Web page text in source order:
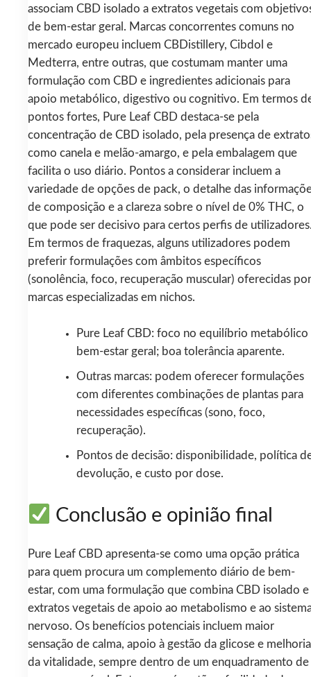
associam CBD isolado a extratos vegetais com
de bem-estar geral. Marcas concorrentes comuns no
mercado europeu incluem CBDistillery, Cibdol e
Medterra, entre outras, que costumam manter uma
formulação com CBD e ingredientes adicionais para
apoio metabólico, digestivo ou cognitivo. Em termos
pontos fortes, Pure Leaf CBD destaca-se pela
concentração de CBD isolado, pela presença de
como canela e melão-amargo, e pela embalagem que
facilita o uso diário. Pontos a considerar incluem a
variedade de opções de pack, o detalhe das
de composição e a clareza sobre o nível de 0% THC, o
que pode ser decisivo para certos perfis de
Em termos de fraquezas, alguns utilizadores podem
preferir formulações com âmbitos específicos
(sonolência, foco, recuperação muscular) oferecidas por
marcas especializadas em nichos.
Pure Leaf CBD: foco no equilíbrio metabólico
bem-estar geral; boa tolerância aparente.
Outras marcas: podem oferecer formulações
com diferentes combinações de plantas para
necessidades específicas (sono, foco,
recuperação).
Pontos de decisão: disponibilidade, política
devolução, e custo por dose.
Conclusão e opinião final
Pure Leaf CBD apresenta-se como uma opção prática
para quem procura um complemento diário de bem-
estar, com uma formulação que combina CBD isolado e
extratos vegetais de apoio ao metabolismo e ao
nervoso. Os benefícios potenciais incluem maior
sensação de calma, apoio à gestão da glicose e melhoria
da vitalidade, sempre dentro de um enquadramento de